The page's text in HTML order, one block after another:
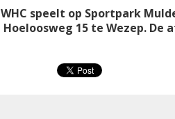
WHC speelt op Sportpark
Hoeloosweg 15 te Wezep. De